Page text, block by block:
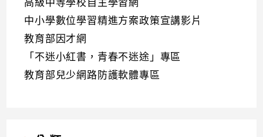
高級中等學校自主學習網
中小學數位學習精進方案政策宣講影片
教育部因才網
「不迷小紅書，青春不迷途」專區
教育部兒少網路防護軟體專區